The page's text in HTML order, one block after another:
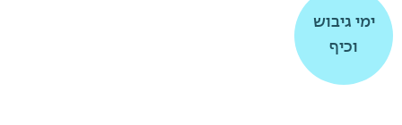
ימי גיבוש
וכיף
תרומה
לקהילה
ימי גיבוש
וכיף
תרומה
לקהילה